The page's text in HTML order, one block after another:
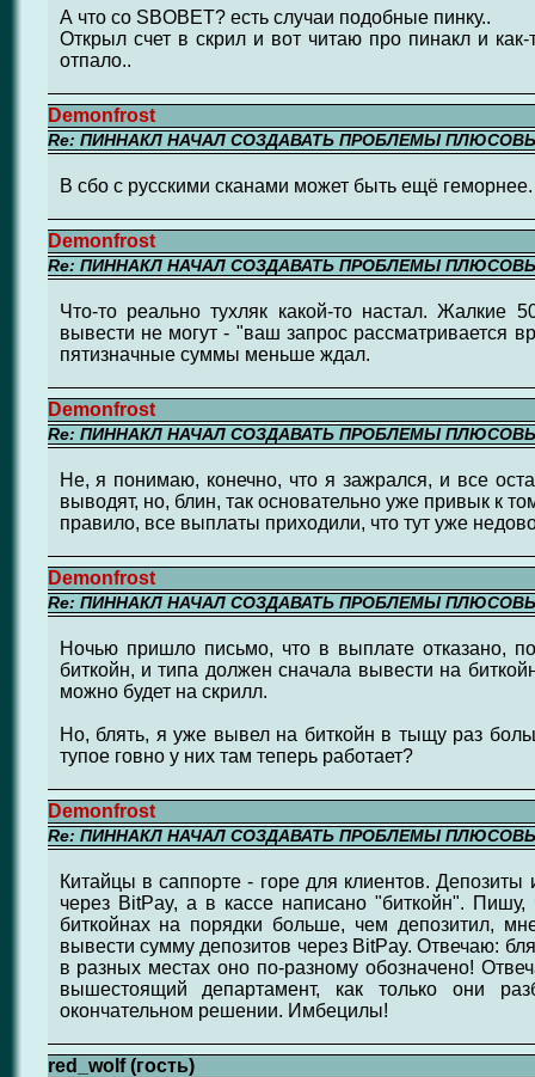
А что со SBOBET? есть случаи подобные пинку..
Открыл счет в скрил и вот читаю про пинакл и
отпало..
Demonfrost
Re: ПИННАКЛ НАЧАЛ СОЗДАВАТЬ ПРОБЛЕМЫ
В сбо с русскими сканами может быть ещё геморнее.
Demonfrost
Re: ПИННАКЛ НАЧАЛ СОЗДАВАТЬ ПРОБЛЕМЫ
Что-то реально тухляк какой-то настал. Жалкие
вывести не могут - "ваш запрос рассматривается
пятизначные суммы меньше ждал.
Demonfrost
Re: ПИННАКЛ НАЧАЛ СОЗДАВАТЬ ПРОБЛЕМЫ
Не, я понимаю, конечно, что я зажрался, и все
выводят, но, блин, так основательно уже привык к
правило, все выплаты приходили, что тут уже
Demonfrost
Re: ПИННАКЛ НАЧАЛ СОЗДАВАТЬ ПРОБЛЕМЫ
Ночью пришло письмо, что в выплате отказано,
биткойн, и типа должен сначала вывести на
можно будет на скрилл.
Но, блять, я уже вывел на биткойн в тыщу раз
тупое говно у них там теперь работает?
Demonfrost
Re: ПИННАКЛ НАЧАЛ СОЗДАВАТЬ ПРОБЛЕМЫ
Китайцы в саппорте - горе для клиентов.
через BitPay, а в кассе написано "биткойн".
биткойнах на порядки больше, чем депозитил,
вывести сумму депозитов через BitPay. Отвечаю:
в разных местах оно по-разному обозначено!
вышестоящий департамент, как только они
окончательном решении. Имбецилы!
red_wolf (гость)